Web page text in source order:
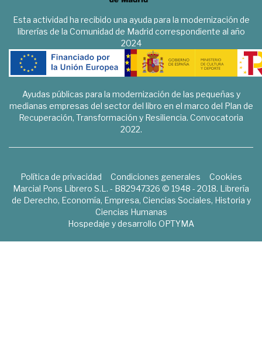
Esta actividad ha recibido una ayuda para la modernización de
librerías de la Comunidad de Madrid correspondiente al año
2024
Ayudas públicas para la modernización de las pequeñas y
medianas empresas del sector del libro en el marco del Plan de
Recuperación, Transformación y Resiliencia. Convocatoria
2022.
Política de privacidad Condiciones generales
Cookies
Marcial Pons Librero S.L. - B82947326 © 1948 - 2018. Librería
de Derecho, Economía, Empresa, Ciencias Sociales, Historia y
Ciencias Humanas
Hospedaje y desarrollo OPTYMA